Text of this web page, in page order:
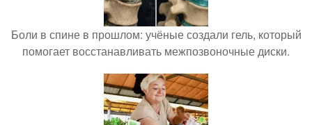
Боли в спине в прошлом: учёные создали гель, который
помогает восстанавливать межпозвоночные диски.